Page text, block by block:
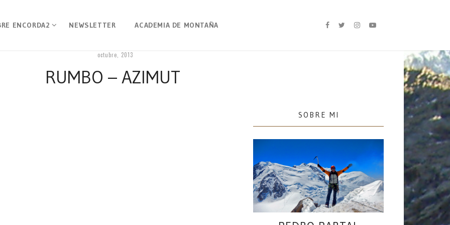
ENCORDA2 NEWSLETTER ACADEMIA DE MONTAÑA
octubre, 2013
RUMBO – AZIMUT
SOBRE MI